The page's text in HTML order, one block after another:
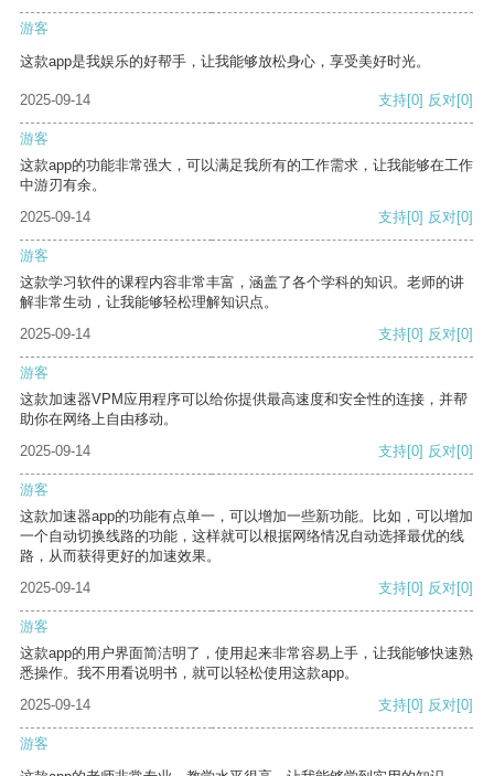
游客
这款app是我娱乐的好帮手，让我能够放松身心，享受美好时光。
2025-09-14 支持[0] 反对[0]
游客
这款app的功能非常强大，可以满足我所有的工作需求，让我能够在工作
中游刃有余。
2025-09-14
支持[0] 反对[0]
游客
这款学习软件的课程内容非常丰富，涵盖了各个学科的知识。老师的讲
解非常生动，让我能够轻松理解知识点。
2025-09-14
支持[0] 反对[0]
游客
这款加速器VPM应用程序可以给你提供最高速度和安全性的连接，并帮
助你在网络上自由移动。
2025-09-14
支持[0] 反对[0]
游客
这款加速器app的功能有点单一，可以增加一些新功能。比如，可以增加
一个自动切换线路的功能，这样就可以根据网络情况自动选择最优的线
路，从而获得更好的加速效果。
2025-09-14
支持[0] 反对[0]
游客
这款app的用户界面简洁明了，使用起来非常容易上手，让我能够快速熟
悉操作。我不用看说明书，就可以轻松使用这款app。
2025-09-14
支持[0] 反对[0]
游客